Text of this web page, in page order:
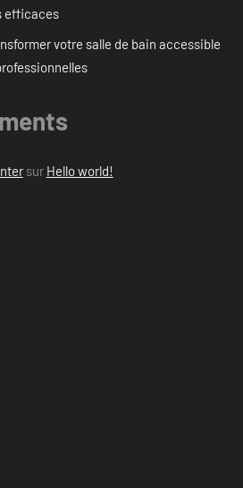
efficaces
votre salle de bain accessible
sur Hello world!